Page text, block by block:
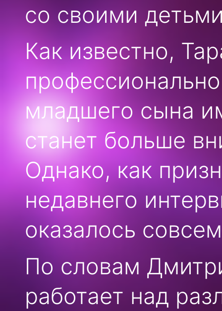
со своими
Как известно,
младшего сына
станет больше
Однако, как
недавнего
оказалось
По словам
работает над